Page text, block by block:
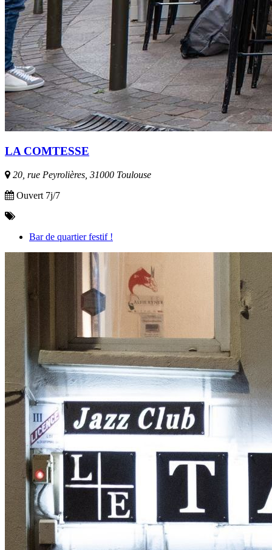
LA COMTESSE
20, rue Peyrolières, 31000 Toulouse
Ouvert 7j/7
Bar de quartier festif !